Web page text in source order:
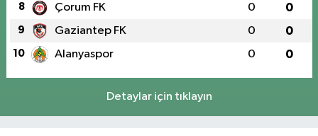
8 Çorum FK 0 0
9 Gaziantep FK 0 0
10 Alanyaspor 0 0
Detaylar için tıklayın